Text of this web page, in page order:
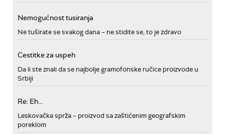
Nemogućnost tusiranja
Ne tuširate se svakog dana – ne stidite se, to je zdravo
Cestitke za uspeh
Da li ste znali da se najbolje gramofonske ručice proizvode u
Srbiji
Re: Eh...
Leskovačka sprža – proizvod sa zaštićenim geografskim
poreklom